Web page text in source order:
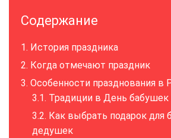
Содержание
История праздника
Когда отмечают праздник
Особенности празднования в
Традиции в День
Как выбрать подарок для
дедушек